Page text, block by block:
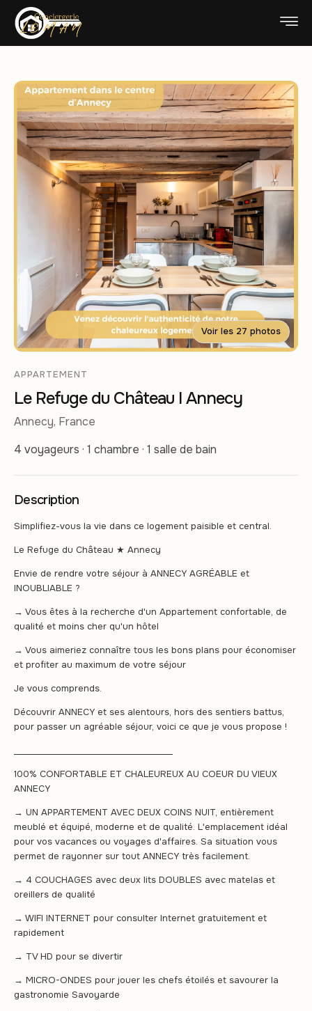
Voir les 27 photos
APPARTEMENT
Le Refuge du Château I Annecy
Annecy, France
4 voyageurs · 1 chambre · 1 salle de bain
Description
Simplifiez-vous la vie dans ce logement paisible et central.
Le Refuge du Château ★ Annecy
Envie de rendre votre séjour à ANNECY AGRÉABLE et
INOUBLIABLE ?
→ Vous êtes à la recherche d'un Appartement confortable, de
qualité et moins cher qu'un hôtel
→ Vous aimeriez connaître tous les bons plans pour économiser
et profiter au maximum de votre séjour
Je vous comprends.
Découvrir ANNECY et ses alentours, hors des sentiers battus,
pour passer un agréable séjour, voici ce que je vous propose !
100% CONFORTABLE ET CHALEUREUX AU COEUR DU VIEUX
ANNECY
→ UN APPARTEMENT AVEC DEUX COINS NUIT, entièrement
meublé et équipé, moderne et de qualité. L'emplacement idéal
pour vos vacances ou voyages d'affaires. Sa situation vous
permet de rayonner sur tout ANNECY très facilement.
→ 4 COUCHAGES avec deux lits DOUBLES avec matelas et
oreillers de qualité
→ WIFI INTERNET pour consulter Internet gratuitement et
rapidement
→ TV HD pour se divertir
→ MICRO-ONDES pour jouer les chefs étoilés et savourer la
gastronomie Savoyarde